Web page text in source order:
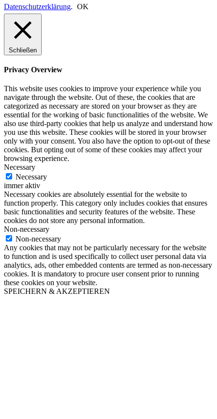
Datenschutzerklärung. OK
Schließen
Privacy Overview
This website uses cookies to improve your experience while you
navigate through the website. Out of these, the cookies that are
categorized as necessary are stored on your browser as they are
essential for the working of basic functionalities of the website. We
also use third-party cookies that help us analyze and understand how
you use this website. These cookies will be stored in your browser
only with your consent. You also have the option to opt-out of these
cookies. But opting out of some of these cookies may affect your
browsing experience.
Necessary
Necessary
immer aktiv
Necessary cookies are absolutely essential for the website to
function properly. This category only includes cookies that ensures
basic functionalities and security features of the website. These
cookies do not store any personal information.
Non-necessary
Non-necessary
Any cookies that may not be particularly necessary for the website
to function and is used specifically to collect user personal data via
analytics, ads, other embedded contents are termed as non-necessary
cookies. It is mandatory to procure user consent prior to running
these cookies on your website.
SPEICHERN & AKZEPTIEREN